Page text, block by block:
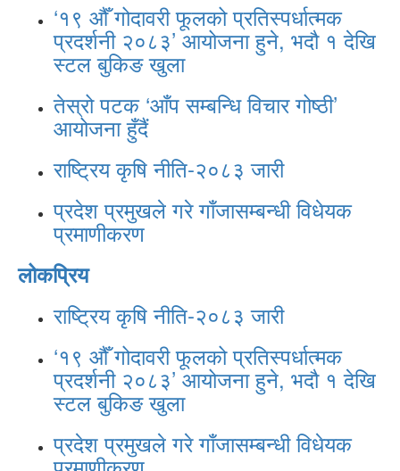
‘१९ औँ गोदावरी फूलको प्रतिस्पर्धात्मक
प्रदर्शनी २०८३’ आयोजना हुने, भदौ १ देखि
स्टल बुकिङ खुला
तेस्रो पटक ‘आँप सम्बन्धि विचार गोष्ठी’
आयोजना हुँदैं
राष्ट्रिय कृषि नीति-२०८३ जारी
प्रदेश प्रमुखले गरे गाँजासम्बन्धी विधेयक
प्रमाणीकरण
लोकप्रिय
राष्ट्रिय कृषि नीति-२०८३ जारी
‘१९ औँ गोदावरी फूलको प्रतिस्पर्धात्मक
प्रदर्शनी २०८३’ आयोजना हुने, भदौ १ देखि
स्टल बुकिङ खुला
प्रदेश प्रमुखले गरे गाँजासम्बन्धी विधेयक